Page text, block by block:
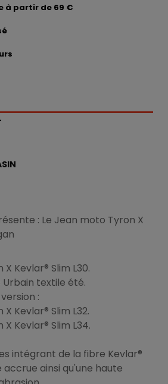
à partir de 69 €
: Le Jean moto Tyron X
Kevlar® Slim L30.
textile été.
:
Kevlar® Slim L32.
Kevlar® Slim L34.
intégrant de la fibre Kevlar®
ainsi qu'une haute